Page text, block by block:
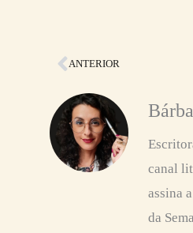
Anterior
ANTERIOR
canal
assina
da